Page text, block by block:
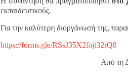
εκπαιδευτικούς.
Για την καλύτερη διοργάνωσή της,
https://forms.gle/RSsJ35X2fojt32rQ8
Από τη Διεύθυνση